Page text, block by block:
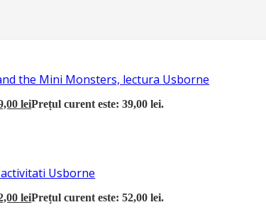
the Mini Monsters, lectura Usborne
leiPrețul curent este: 39,00 lei.
Usborne
leiPrețul curent este: 52,00 lei.